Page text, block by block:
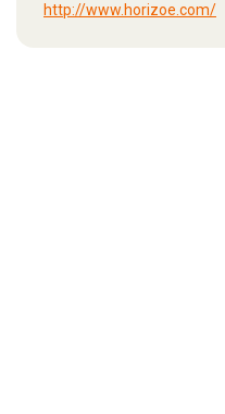
http://www.horizoe.com/